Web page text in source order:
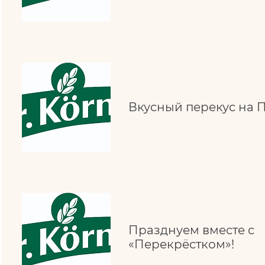
Вкусный перекус
Празднуем вместе с
«Перекрёстком»!